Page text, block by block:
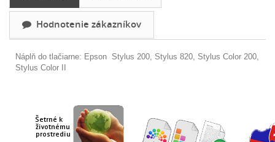
Hodnotenie zákazníkov
Náplň do tlačiarne: Epson Stylus 200, Stylus 820, Stylus Color 200,
Stylus Color II